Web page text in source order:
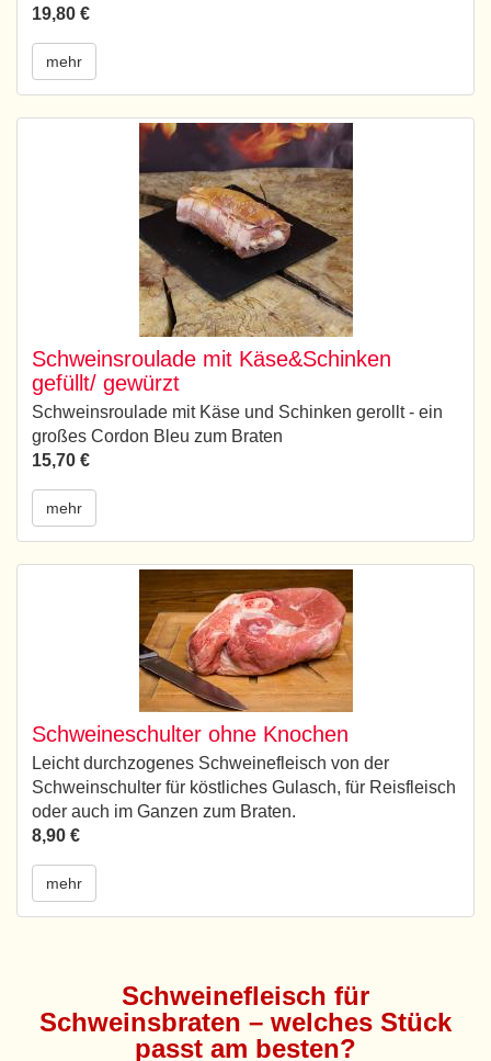
19,80 €
mehr
Schweinsroulade mit Käse&Schinken
gefüllt/ gewürzt
Schweinsroulade mit Käse und Schinken gerollt - ein
großes Cordon Bleu zum Braten
15,70 €
mehr
Schweineschulter ohne Knochen
Leicht durchzogenes Schweinefleisch von der
Schweinschulter für köstliches Gulasch, für Reisfleisch
oder auch im Ganzen zum Braten.
8,90 €
mehr
Schweinefleisch für
Schweinsbraten – welches Stück
passt am besten?